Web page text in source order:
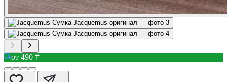
от 490 ₸